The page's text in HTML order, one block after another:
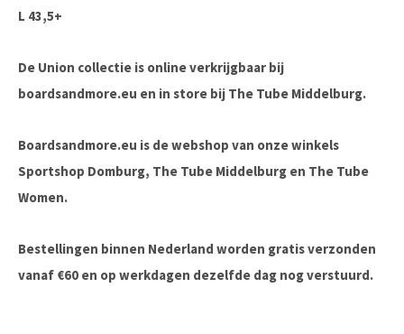
L 43,5+
De Union collectie is online verkrijgbaar bij
boardsandmore.eu en in store bij The Tube Middelburg.
Boardsandmore.eu is de webshop van onze winkels
Sportshop Domburg, The Tube Middelburg en The Tube
Women.
Bestellingen binnen Nederland worden gratis verzonden
vanaf €60 en op werkdagen dezelfde dag nog verstuurd.